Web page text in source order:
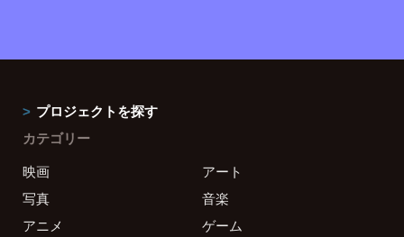
プロジェクトを探す
カテゴリー
映画
アート
写真
音楽
アニメ
ゲーム